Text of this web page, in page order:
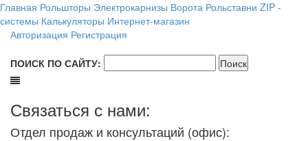
Главная Рольшторы Электрокарнизы Ворота Рольставни ZIP -
системы Калькуляторы Интернет-магазин
Авторизация Регистрация
ПОИСК ПО САЙТУ:
Связаться с нами:
Отдел продаж и консультаций (офис):